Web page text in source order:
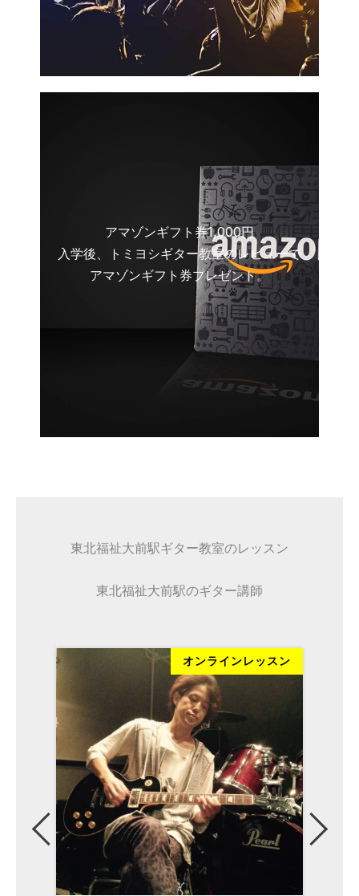
アマゾンギフト券1,000円
入学後、トミヨシギター教室のレビューで
アマゾンギフト券プレゼント。
東北福祉大前駅ギター教室のレッスン
東北福祉大前駅のギター講師
オンラインレッスン